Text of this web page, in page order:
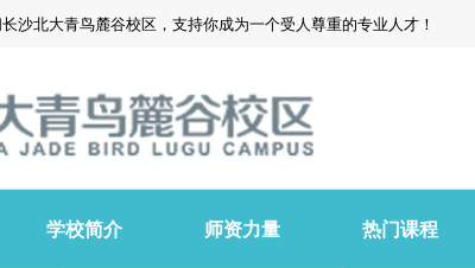
沙北大青鸟麓谷校区，支持你成为一个受人尊重的专业人才！
学校简介 师资力量 热门课程